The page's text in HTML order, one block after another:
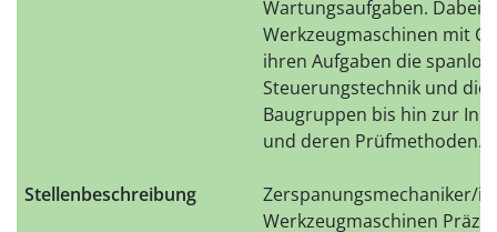
Stellenbeschreibung
Wartungsaufgaben. Dabei
Werkzeugmaschinen mit
ihren Aufgaben die
Steuerungstechnik und die
Baugruppen bis hin zur
und deren Prüfmethoden.
Zerspanungsmechaniker/
Werkzeugmaschinen